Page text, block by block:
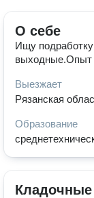
О себе
Ищу
выходные.Опыт
Выезжает
Рязанская
Образование